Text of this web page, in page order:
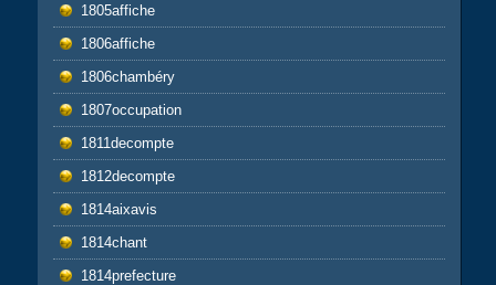
1805affiche
1806affiche
1806chambéry
1807occupation
1811decompte
1812decompte
1814aixavis
1814chant
1814prefecture